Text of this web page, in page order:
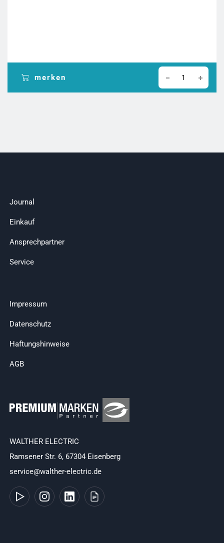
merken
Journal
Einkauf
Ansprechpartner
Service
Impressum
Datenschutz
Haftungshinweise
AGB
WALTHER ELECTRIC
Ramsener Str. 6, 67304 Eisenberg
service@walther-electric.de